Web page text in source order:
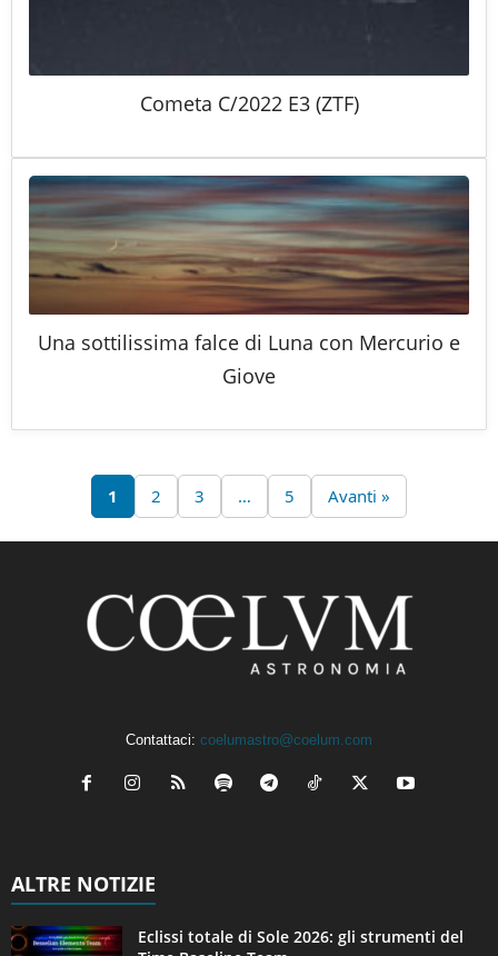
Cometa C/2022 E3 (ZTF)
Una sottilissima falce di Luna con Mercurio e
Giove
1 2 3 … 5 Avanti »
Contattaci: coelumastro@coelum.com
ALTRE NOTIZIE
Eclissi totale di Sole 2026: gli strumenti del